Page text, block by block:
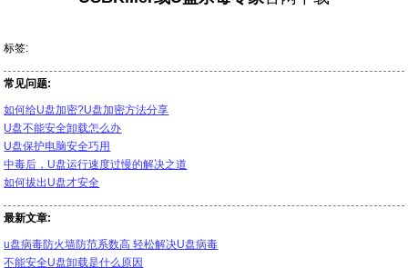
标签:
常见问题:
如何给U盘加密?U盘加密方法分享
U盘不能安全卸载怎么办
U盘保护电脑安全巧用
中毒后，U盘运行速度过慢的解决之道
如何拔出U盘才安全
最新文章:
u盘病毒防火墙防范系数高 轻松解决U盘病毒
不能安全U盘卸载是什么原因